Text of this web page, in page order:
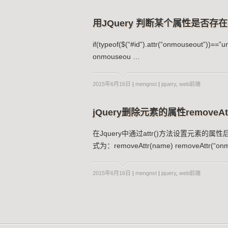
用JQuery 判断某个属性是否存
onmouseou …
2015年6月16日 | mengnst | jquery web前端
jQuery删除元素的属性
在Jquery中通过attr()方法设置元素的属性
式为：removeAttr(name)
2015年6月16日 | mengnst | jquery web前端